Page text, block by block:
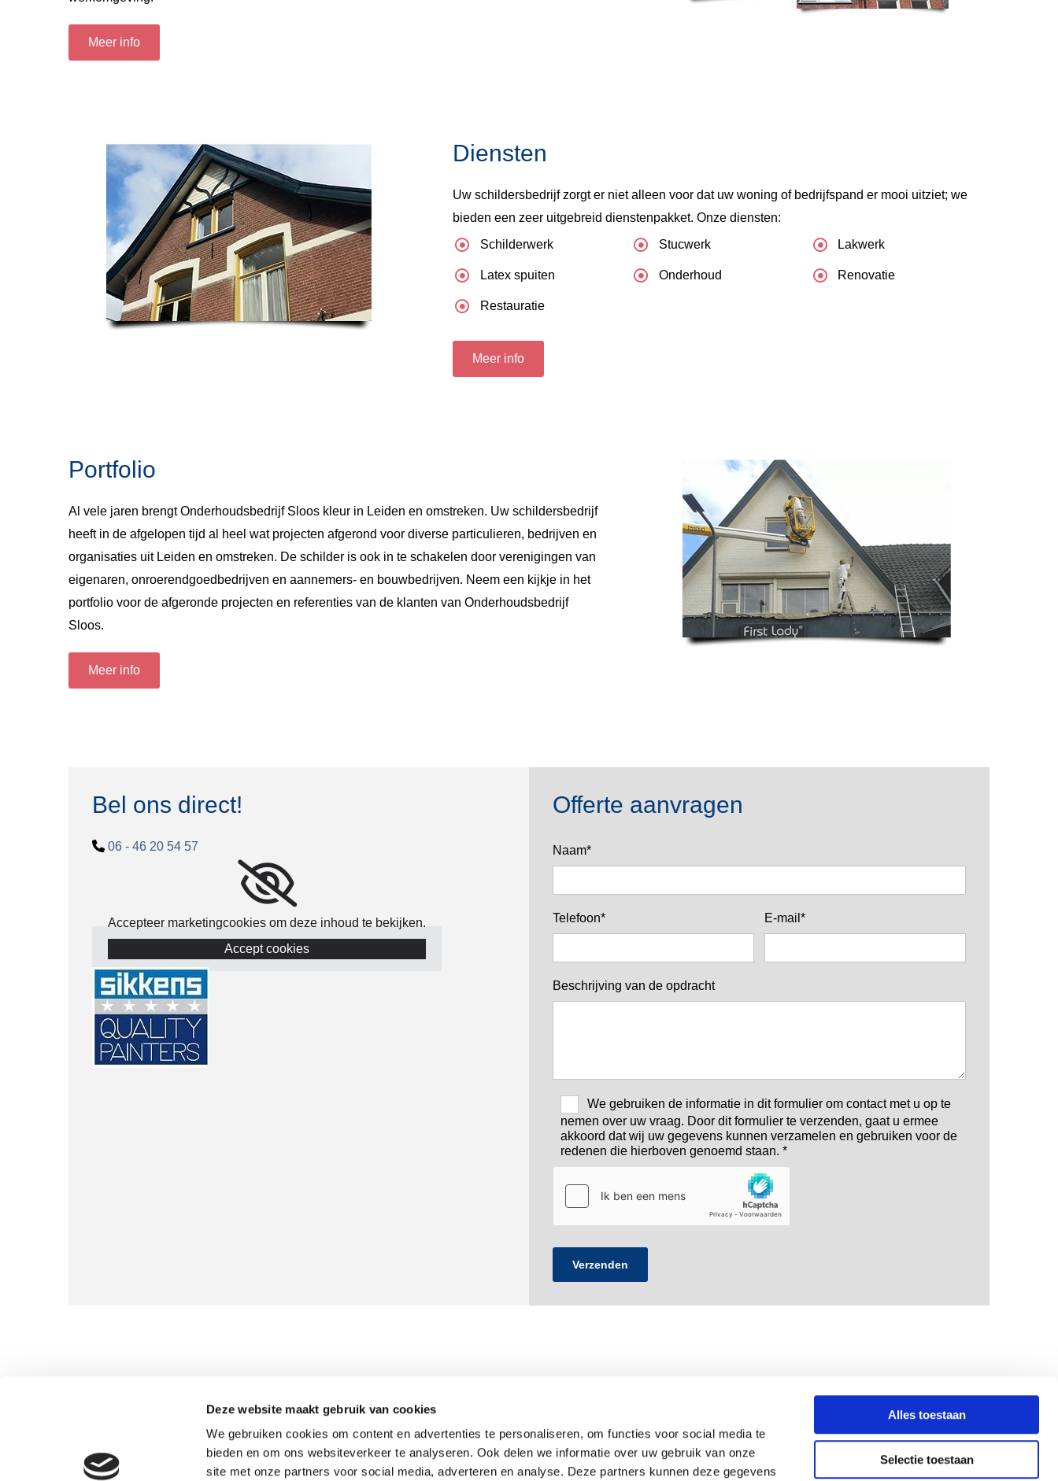
Deze website maakt gebruik van cookies
We gebruiken cookies om content en advertenties te personaliseren, om functies voor social media te
bieden en om ons websiteverkeer te analyseren. Ook delen we informatie over uw gebruik van onze
site met onze partners voor social media, adverteren en analyse. Deze partners kunnen deze gegevens
Alles toestaan
Selectie toestaan
Meer info
Diensten
Uw schildersbedrijf zorgt er niet alleen voor dat uw woning of bedrijfspand er mooi uitziet; we
bieden een zeer uitgebreid dienstenpakket. Onze diensten:
Schilderwerk
Stucwerk Lakwerk
Latex spuiten Onderhoud Renovatie
Restauratie
Meer info
Portfolio
Al vele jaren brengt Onderhoudsbedrijf Sloos kleur in Leiden en omstreken. Uw schildersbedrijf
heeft in de afgelopen tijd al heel wat projecten afgerond voor diverse particulieren, bedrijven en
organisaties uit Leiden en omstreken. De schilder is ook in te schakelen door verenigingen van
eigenaren, onroerendgoedbedrijven en aannemers- en bouwbedrijven. Neem een kijkje in het
portfolio voor de afgeronde projecten en referenties van de klanten van Onderhoudsbedrijf
Sloos.
Meer info
Bel ons direct!
 06 - 46 20 54 57
Accepteer marketingcookies om deze inhoud te bekijken.
Accept cookies
Offerte aanvragen
Naam*
Telefoon* E-mail*
Beschrijving van de opdracht
We gebruiken de informatie in dit formulier om contact met u op te
nemen over uw vraag. Door dit formulier te verzenden, gaat u ermee
akkoord dat wij uw gegevens kunnen verzamelen en gebruiken voor de
redenen die hierboven genoemd staan. *
Onderhoudsbedrijf Sloos
Staverse Jolwerf 5
2317 DW Leiden
 06 - 46 20 54 57
 sloos@live.nl
Privacyverklaring